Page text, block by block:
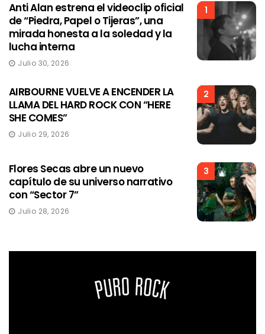
1
Anti Alan estrena el videoclip oficial
de “Piedra, Papel o Tijeras”, una
mirada honesta a la soledad y la
lucha interna
Julio 30, 2026
2
AIRBOURNE VUELVE A ENCENDER LA
LLAMA DEL HARD ROCK CON “HERE
SHE COMES”
Julio 29, 2026
3
Flores Secas abre un nuevo
capítulo de su universo narrativo
con “Sector 7”
Julio 28, 2026